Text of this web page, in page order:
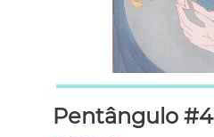
Pentângulo #4